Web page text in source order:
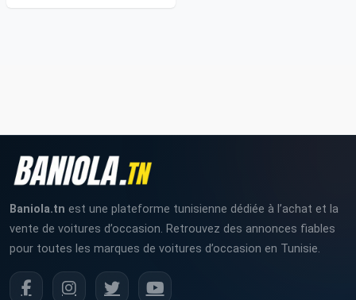
Baniola.tn est une plateforme tunisienne dédiée à l’achat et la
vente de voitures d’occasion. Retrouvez des annonces fiables
pour toutes les marques de voitures d’occasion en Tunisie.